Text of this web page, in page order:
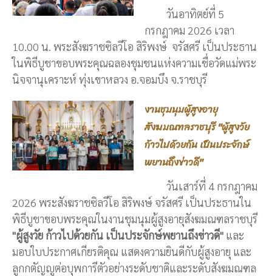
วันอาทิตย์ที่ 5
กรกฎาคม 2026 เวลา
10.00 น. พระสังฆราชซิลวีโอ สิริพงษ์ จรัสศรี เป็นประธาน
ในพิธีบูชาขอบพระคุณฉลองชุมชนแห่งความเชื่อวัดแม่พระ
นิจจานุเคราะห์ ทุ่งเขาหลวง อ.จอมบึง จ.ราชบุรี
งานชุมนุมผู้สูงอายุ
สังฆมณฑลราชบุรี "ผู้สูงวัย
ก้าวไปด้วยกัน เป็นประจักษ์
พยานถึงข่าวดี"
วันเสาร์ที่ 4 กรกฎาคม
2026 พระสังฆราชซิลวีโอ สิริพงษ์ จรัสศรี เป็นประธานใน
พิธีบูชาขอบพระคุณในงานชุมนุมผู้สูงอายุสังฆมณฑลราชบุรี
"ผู้สูงวัย ก้าวไปด้วยกัน เป็นประจักษ์พยานถึงข่าวดี" และ
มอบใบประกาศเกียรติคุณ แสดงความยินดีกับผู้สูงอายุ และ
ลูกกตัญญูต่อบุพการีตัวอย่างระดับชาติและระดับสังฆมณฑล